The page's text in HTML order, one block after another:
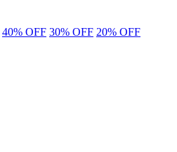
40% OFF 30% OFF 20% OFF